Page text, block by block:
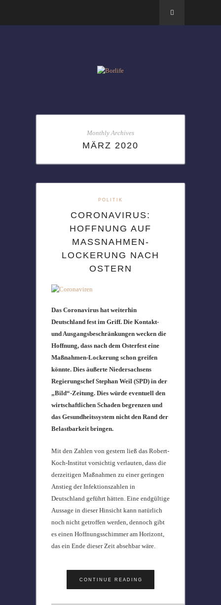
Monthly Archives
MÄRZ 2020
POLITIK
CORONAVIRUS:
HOFFNUNG AUF
MASSNAHMEN-L
OCKERUNG NACH O
STERN
Das Coronavirus hat weiterhin
Deutschland fest im Griff. Die Kontakt-
und Ausgangsbeschränkungen wecken die
Hoffnung, dass nach dem Osterfest eine
Maßnahmen-Lockerung schon greifen
könnte. Dies äußerte Niedersachsens
Regierungschef Stephan Weil (SPD) in der
„Bild“-Zeitung. Dies würde eventuell den
wirtschaftlichen Schaden begrenzen und
das Gesundheitssystem nicht den Rand der
Belastbarkeit bringen.
Mit den Zahlen von gestern ließ das Robert-
Koch-Institut vorsichtig verlauten, dass die
derzeitigen Maßnahmen zu einer geringen
Anstieg der Infektionszahlen in
Deutschland geführt hätten. Eine endgültige
Aussage in dieser Hinsicht kann natürlich
noch nicht getroffen werden, dennoch gibt
es einen Hoffnungsschimmer am Horizont,
das ein Ende dieser Zeit absehbar wäre.
CONTINUE READING